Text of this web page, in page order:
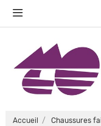
Accueil Chaussures